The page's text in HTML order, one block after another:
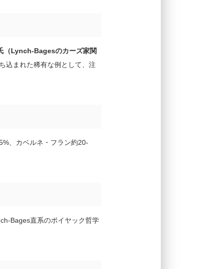
（Lynch-Bagesのカーズ家関
込まれた稀有な例として、注
、カベルネ・フラン約20-
Bages直系のポイヤック哲学